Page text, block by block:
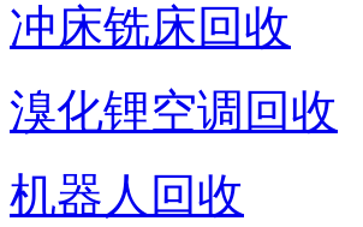
冲床铣床回收
溴化锂空调回收
机器人回收